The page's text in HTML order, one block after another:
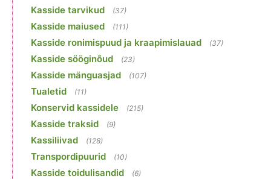
Kasside tarvikud (37)
Kasside maiused (111)
Kasside ronimispuud ja kraapimislauad (37)
Kasside sööginõud (23)
Kasside mänguasjad (107)
Tualetid (11)
Konservid kassidele (215)
Kasside traksid (9)
Kassiliivad (128)
Transpordipuurid (10)
Kasside toidulisandid (6)